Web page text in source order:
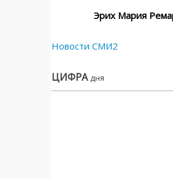
Эрих Мария
Новости СМИ2
ЦИФРА дня